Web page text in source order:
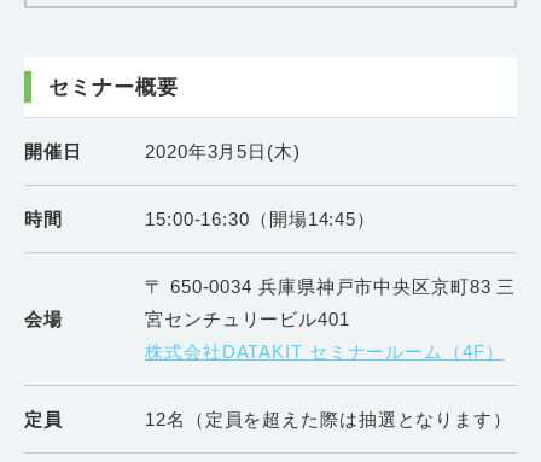
セミナー概要
開催日 2020年3月5日(木)
時間 15:00-16:30（開場14:45）
会場
〒 650-0034 兵庫県神戸市中央区京町83 三
宮センチュリービル401
株式会社DATAKIT セミナールーム（4F）
定員 12名（定員を超えた際は抽選となります）